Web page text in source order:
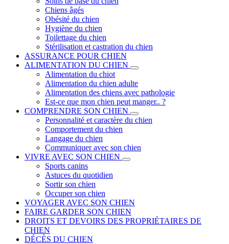
Chiens âgés
Obésité du chien
Hygiène du chien
Toilettage du chien
Stérilisation et castration du chien
ASSURANCE POUR CHIEN
ALIMENTATION DU CHIEN
Alimentation du chiot
Alimentation du chien adulte
Alimentation des chiens avec pathologie
Est-ce que mon chien peut manger.. ?
COMPRENDRE SON CHIEN
Personnalité et caractère du chien
Comportement du chien
Langage du chien
Communiquer avec son chien
VIVRE AVEC SON CHIEN
Sports canins
Astuces du quotidien
Sortir son chien
Occuper son chien
VOYAGER AVEC SON CHIEN
FAIRE GARDER SON CHIEN
DROITS ET DEVOIRS DES PROPRIÉTAIRES DE
CHIEN
DÉCÈS DU CHIEN